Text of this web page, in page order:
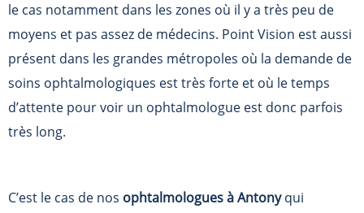
le cas notamment dans les zones où il y a très peu de
moyens et pas assez de médecins. Point Vision est aussi
présent dans les grandes métropoles où la demande de
soins ophtalmologiques est très forte et où le temps
d’attente pour voir un ophtalmologue est donc parfois
très long.
C’est le cas de nos ophtalmologues à Antonyqui